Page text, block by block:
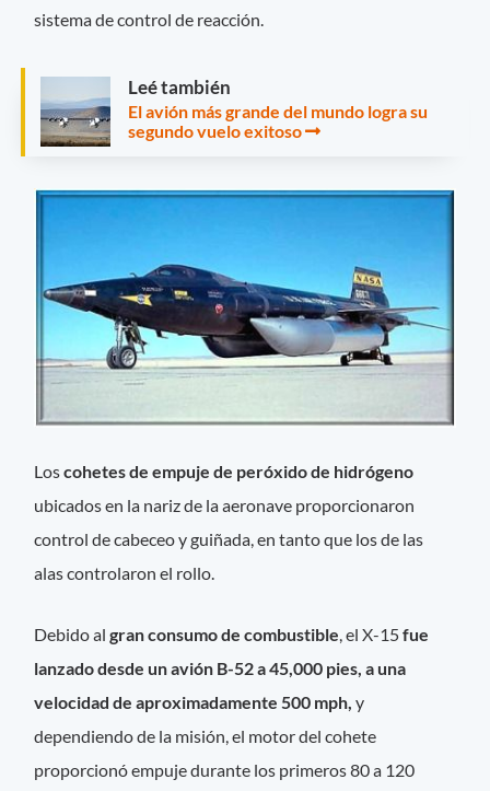
sistema de control de reacción.
Leé también
El avión más grande del mundo logra su
segundo vuelo exitoso
Loscohetes de empuje de peróxido de hidrógeno
ubicados en la nariz de la aeronave proporcionaron
control de cabeceo y guiñada, en tanto que los de las
alas controlaron el rollo.
Debido algran consumo de combustible , el X-15fue
lanzado desde un avión B-52 a 45,000 pies, a una
velocidad de aproximadamente 500 mph,y
dependiendo de la misión, el motor del cohete
proporcionó empuje durante los primeros 80 a 120